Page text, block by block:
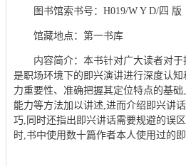
图书馆索书号：H019/W Y D/四 版
馆藏地点：第一书库
内容简介：本书针对广大读者对
是职场环境下的即兴演讲进行深度认
力重要性、准确把握其定位特点的基
能力等方法加以讲述,进而介绍即兴讲
巧,同时还指出即兴讲话需要规避的误
时,书中使用数十篇作者本人使用过的